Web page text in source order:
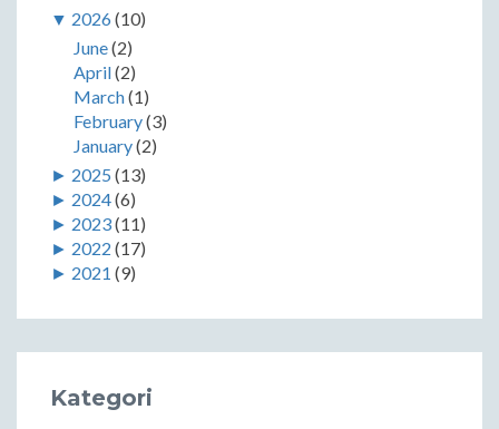
▼ 2026(10)
June(2)
April(2)
March(1)
February(3)
January(2)
► 2025 (13)
► 2024(6)
► 2023(11)
► 2022 (17)
► 2021 (9)
Kategori